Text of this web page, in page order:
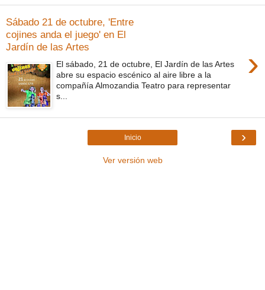
Sábado 21 de octubre, 'Entre
cojines anda el juego' en El
Jardín de las Artes
›
El sábado, 21 de octubre, El Jardín de las Artes
abre su espacio escénico al aire libre a la
compañía Almozandia Teatro para representar
s...
›
Inicio
Ver versión web